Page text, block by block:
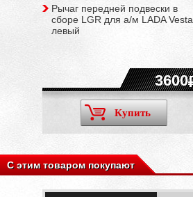
Рычаг передней подвески в
сборе LGR для а/м LADA Vesta
левый
3600
Купить
С этим товаром покупают